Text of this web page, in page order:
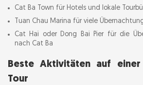
Cat Ba Town für Hotels und lokale
Tuan Chau Marina für viele
Cat Hai oder Dong Bai Pier für die
nach Cat Ba
Beste Aktivitäten auf einer
Tour